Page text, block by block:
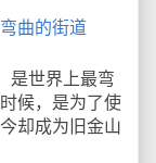
世界上最弯
候，是为了使
却成为旧金山